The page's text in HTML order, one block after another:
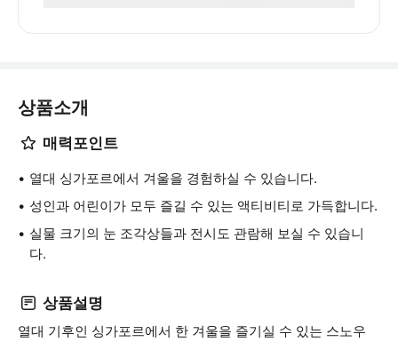
상품소개
매력포인트
열대 싱가포르에서 겨울을 경험하실 수 있습니다.
성인과 어린이가 모두 즐길 수 있는 액티비티로 가득합니다.
실물 크기의 눈 조각상들과 전시도 관람해 보실 수 있습니
다.
상품설명
열대 기후인 싱가포르에서 한 겨울을 즐기실 수 있는 스노우